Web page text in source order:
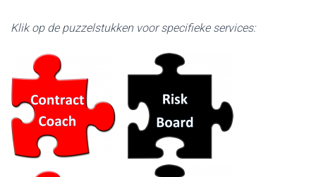
Klik op de puzzelstukken voor specifieke services: